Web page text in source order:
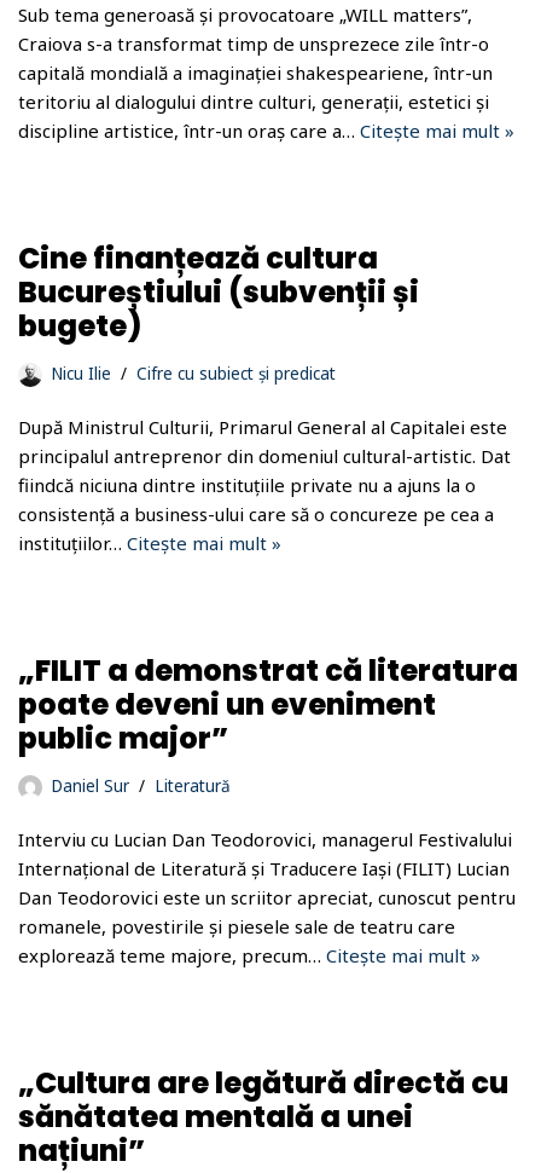
Sub tema generoasă și provocatoare „WILL matters”,
Craiova s-a transformat timp de unsprezece zile într-o
capitală mondială a imaginației shakespeariene, într-un
teritoriu al dialogului dintre culturi, generații, estetici și
discipline artistice, într-un oraș care a… Citește mai mult »
Cine finanțează cultura
Bucureștiului (subvenții și
bugete)
Nicu Ilie Cifre cu subiect și predicat
După Ministrul Culturii, Primarul General al Capitalei este
principalul antreprenor din domeniul cultural-artistic. Dat
fiindcă niciuna dintre instituțiile private nu a ajuns la o
consistență a business-ului care să o concureze pe cea a
instituțiilor… Citește mai mult »
„FILIT a demonstrat că literatura
poate deveni un eveniment
public major”
Daniel Sur Literatură
Interviu cu Lucian Dan Teodorovici, managerul Festivalului
Internațional de Literatură și Traducere Iași (FILIT) Lucian
Dan Teodorovici este un scriitor apreciat, cunoscut pentru
romanele, povestirile și piesele sale de teatru care
explorează teme majore, precum… Citește mai mult »
„Cultura are legătură directă cu
sănătatea mentală a unei
națiuni”